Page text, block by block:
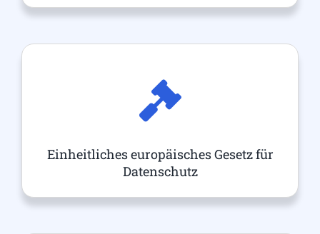
Einheitliches europäisches Gesetz für
Datenschutz